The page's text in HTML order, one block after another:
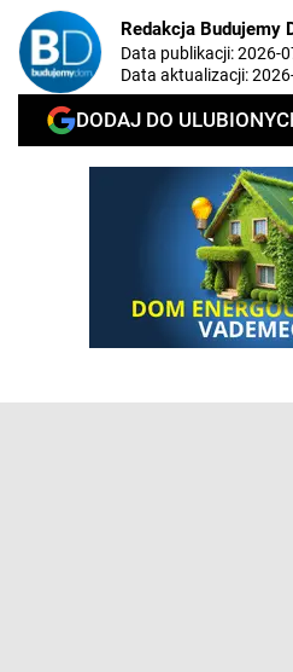
Redakcja Budujemy
Data publikacji:2026-
Data aktualizacji:
DODAJ DO